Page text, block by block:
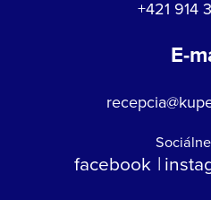
+421 914
E-
facebook